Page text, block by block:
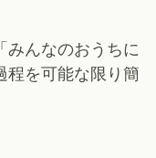
みんなのおうちに
程を可能な限り簡